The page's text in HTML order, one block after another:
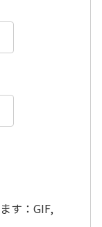
す：GIF,